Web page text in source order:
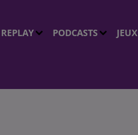
REPLAY PODCASTS JEUX